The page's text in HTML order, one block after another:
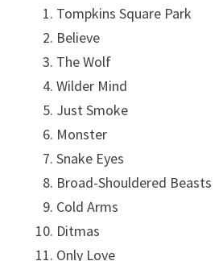
Tompkins Square Park
Believe
The Wolf
Wilder Mind
Just Smoke
Monster
Snake Eyes
Broad-Shouldered Beasts
Cold Arms
Ditmas
Only Love